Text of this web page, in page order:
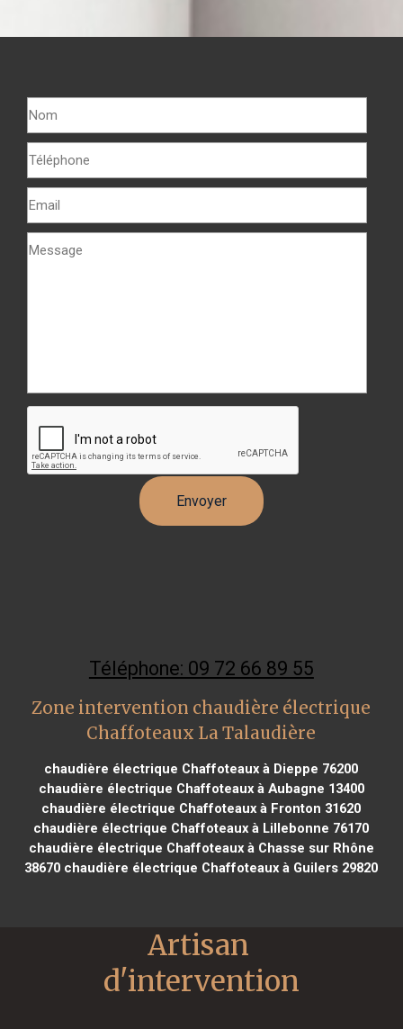
Téléphone: 09 72 66 89 55
Zone intervention chaudière électrique
Chaffoteaux La Talaudière
chaudière électrique Chaffoteaux à Dieppe 76200
chaudière électrique Chaffoteaux à Aubagne 13400
chaudière électrique Chaffoteaux à Fronton 31620
chaudière électrique Chaffoteaux à Lillebonne 76170
chaudière électrique Chaffoteaux à Chasse sur Rhône
38670 chaudière électrique Chaffoteaux à Guilers 29820
Artisan
d'intervention